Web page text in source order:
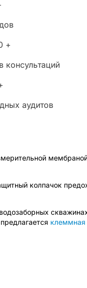
+
консультаций
аудитов
колпачок